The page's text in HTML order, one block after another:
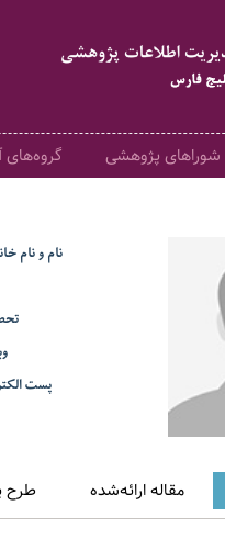
شوراهای پژوهشی
نام و نام
پست
مقاله ارائه‌شده طرح